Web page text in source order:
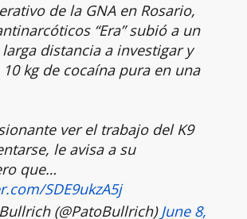
de la GNA en Rosario,
“Era” subió a un
distancia a investigar y
kg de cocaína pura en una
ver el trabajo del K9
le avisa a su
que…
SDE9ukzA5j
(@PatoBullrich)June 8,